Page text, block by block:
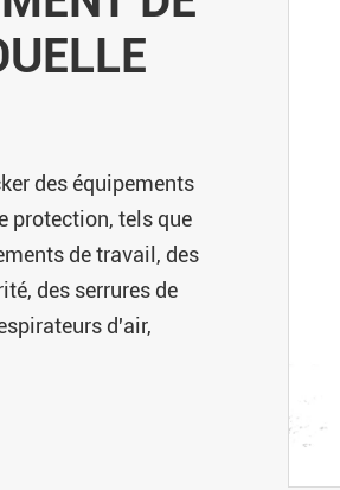
des équipements
protection, tels que
de travail, des
des serrures de
d'air,